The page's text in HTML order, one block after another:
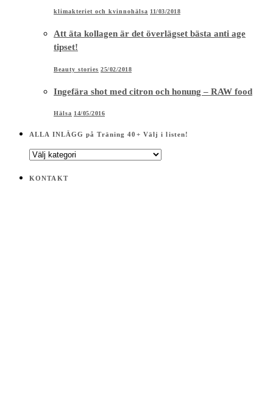
klimakteriet och kvinnohälsa 11/03/2018
Att äta kollagen är det överlägset bästa anti age
tipset!
Beauty stories 25/02/2018
Ingefära shot med citron och honung – RAW food
Hälsa 14/05/2016
ALLA INLÄGG på Träning 40+ Välj i listen!
ALLA
på
KONTAKT